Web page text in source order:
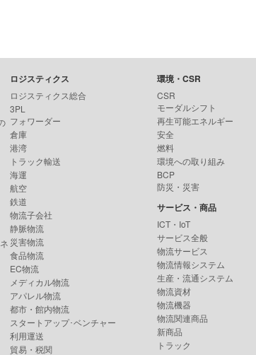
ロジスティクス
ロジスティクス総合
3PL
フォワーダー
倉庫
港湾
トラック輸送
海運
航空
鉄道
物流子会社
静脈物流
災害物流
食品物流
EC物流
メディカル物流
アパレル物流
都市・館内物流
スタートアップ･ベンチャー
利用運送
貿易・税関
環境・CSR
CSR
モーダルシフト
再生可能エネルギー
安全
燃料
環境への取り組み
BCP
防災・災害
サービス・商品
ICT・IoT
サービス全般
物流サービス
物流情報システム
生産・流通システム
物流資材
物流機器
物流関連商品
新商品
トラック